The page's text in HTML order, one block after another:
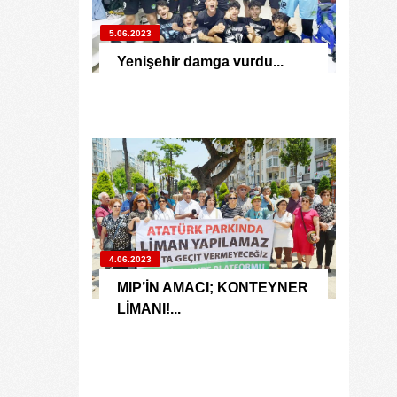
5.06.2023
Yenişehir damga vurdu...
4.06.2023
MIP’İN AMACI; KONTEYNER
LİMANI!...